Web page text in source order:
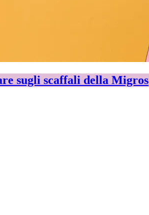
sugli scaffali della Migros